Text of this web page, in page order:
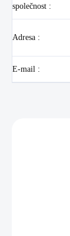
společnost :
Adresa :
E-mail :